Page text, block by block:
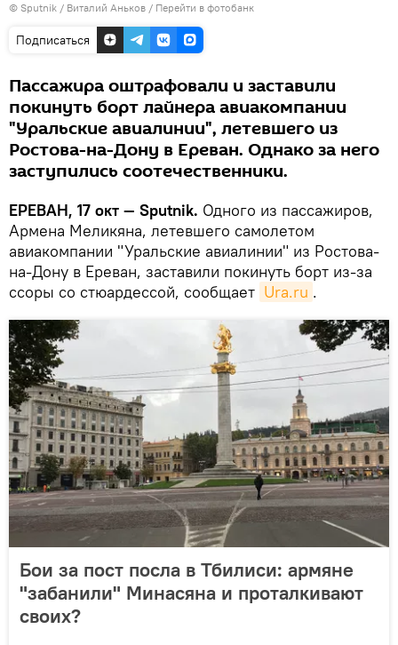
© Sputnik / Виталий Аньков / Перейти в фотобанк
Подписаться
Пассажира оштрафовали и заставили
покинуть борт лайнера авиакомпании
"Уральские авиалинии", летевшего из
Ростова-на-Дону в Ереван. Однако за него
заступились соотечественники.
ЕРЕВАН, 17 окт — Sputnik. Одного из пассажиров,
Армена Меликяна, летевшего самолетом
авиакомпании "Уральские авиалинии" из Ростова-
на-Дону в Ереван, заставили покинуть борт из-за
ссоры со стюардессой, сообщает Ura.ru .
Бои за пост посла в Тбилиси: армяне
"забанили" Минасяна и проталкивают
своих?